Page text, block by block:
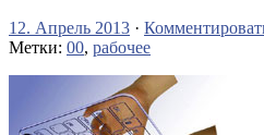
12. Апрель 2013 ·
Метки: 00, рабочее